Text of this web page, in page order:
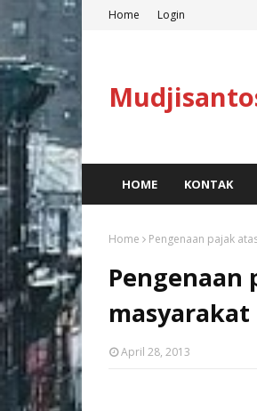
Home Login
HOME KONTAK
Home Pengenaan pajak
Pengenaan
masyarakat
April 28, 2013